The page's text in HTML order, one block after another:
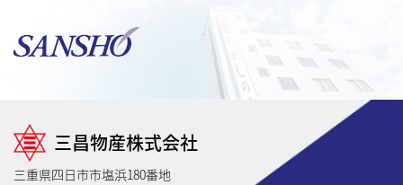
三昌物産株式会社
三重県四日市市塩浜180番地